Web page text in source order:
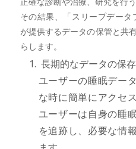
その結果、「スリープデータ
が提供するデータの保管と共
らします。
長期的なデータの保
ユーザーの睡眠デー
な時に簡単にアクセ
ユーザーは自身の睡
を追跡し、必要な情